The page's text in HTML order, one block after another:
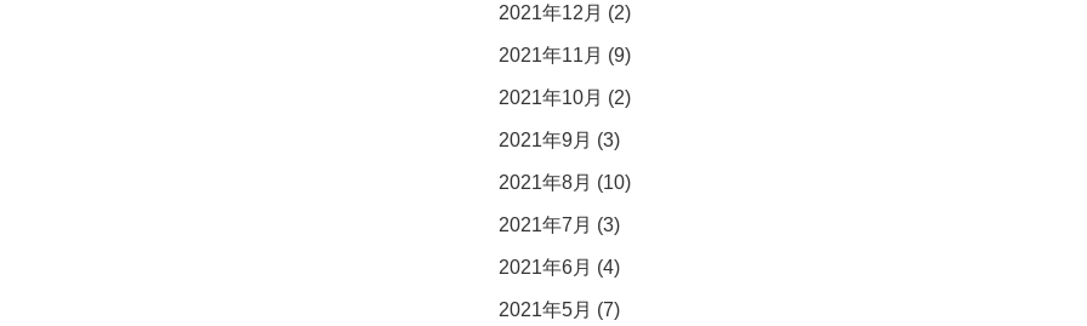
2021年12月 (2)
2021年11月 (9)
2021年10月 (2)
2021年9月 (3)
2021年8月 (10)
2021年7月 (3)
2021年6月 (4)
2021年5月 (7)